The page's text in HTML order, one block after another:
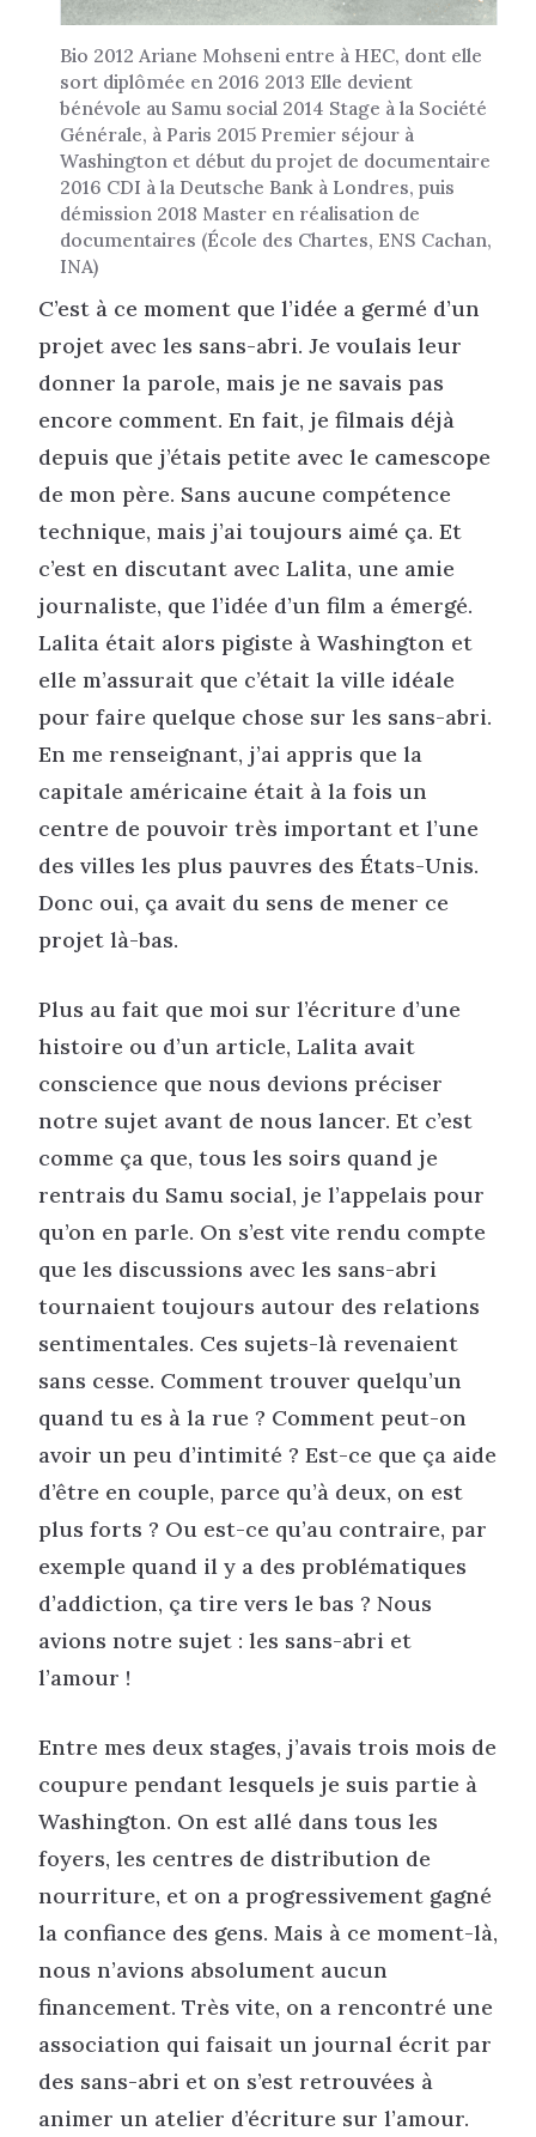
Bio 2012 Ariane Mohseni entre à HEC, dont elle
sort diplômée en 2016 2013 Elle devient
bénévole au Samu social 2014 Stage à la Société
Générale, à Paris 2015 Premier séjour à
Washington et début du projet de documentaire
2016 CDI à la Deutsche Bank à Londres, puis
démission 2018 Master en réalisation de
documentaires (École des Chartes, ENS Cachan,
INA)
C’est à ce moment que l’idée a germé d’un
projet avec les sans-abri. Je voulais leur
donner la parole, mais je ne savais pas
encore comment. En fait, je filmais déjà
depuis que j’étais petite avec le camescope
de mon père. Sans aucune compétence
technique, mais j’ai toujours aimé ça. Et
c’est en discutant avec Lalita, une amie
journaliste, que l’idée d’un film a émergé.
Lalita était alors pigiste à Washington et
elle m’assurait que c’était la ville idéale
pour faire quelque chose sur les sans-abri.
En me renseignant, j’ai appris que la
capitale américaine était à la fois un
centre de pouvoir très important et l’une
des villes les plus pauvres des États-Unis.
Donc oui, ça avait du sens de mener ce
projet là-bas.
Plus au fait que moi sur l’écriture d’une
histoire ou d’un article, Lalita avait
conscience que nous devions préciser
notre sujet avant de nous lancer. Et c’est
comme ça que, tous les soirs quand je
rentrais du Samu social, je l’appelais pour
qu’on en parle. On s’est vite rendu compte
que les discussions avec les sans-abri
tournaient toujours autour des relations
sentimentales. Ces sujets-là revenaient
sans cesse. Comment trouver quelqu’un
quand tu es à la rue ? Comment peut-on
avoir un peu d’intimité ? Est-ce que ça aide
d’être en couple, parce qu’à deux, on est
plus forts ? Ou est-ce qu’au contraire, par
exemple quand il y a des problématiques
d’addiction, ça tire vers le bas ? Nous
avions notre sujet : les sans-abri et
l’amour !
Entre mes deux stages, j’avais trois mois de
coupure pendant lesquels je suis partie à
Washington. On est allé dans tous les
foyers, les centres de distribution de
nourriture, et on a progressivement gagné
la confiance des gens. Mais à ce moment-là,
nous n’avions absolument aucun
financement. Très vite, on a rencontré une
association qui faisait un journal écrit par
des sans-abri et on s’est retrouvées à
animer un atelier d’écriture sur l’amour.